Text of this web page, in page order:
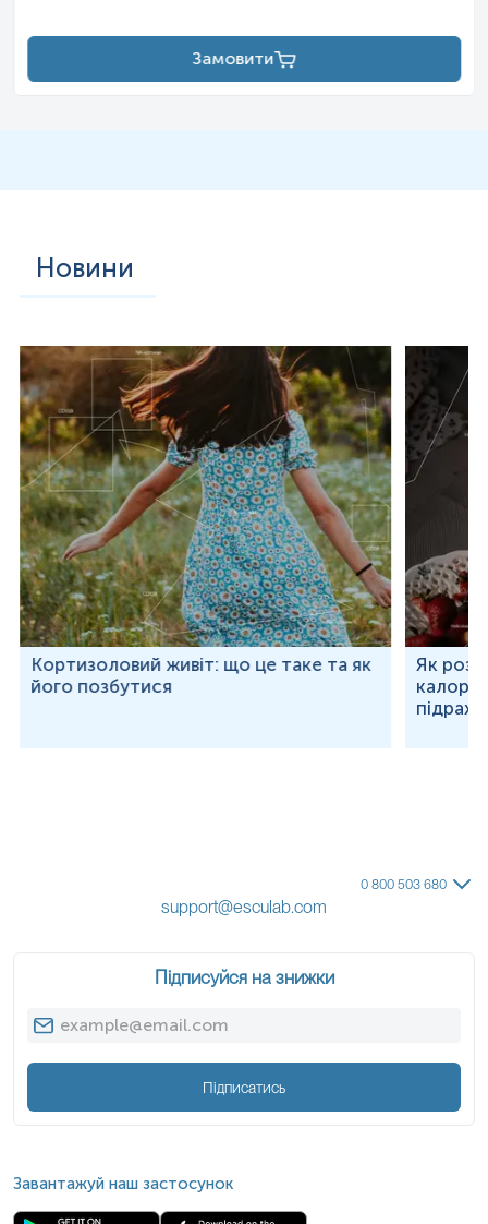
Замовити
Новини
Кортизоловий живіт: що це таке та як
його позбутися
Як
0 800 503 680
support@esculab.com
Підписуйся на знижки
Підписатись
Завантажуй наш застосунок